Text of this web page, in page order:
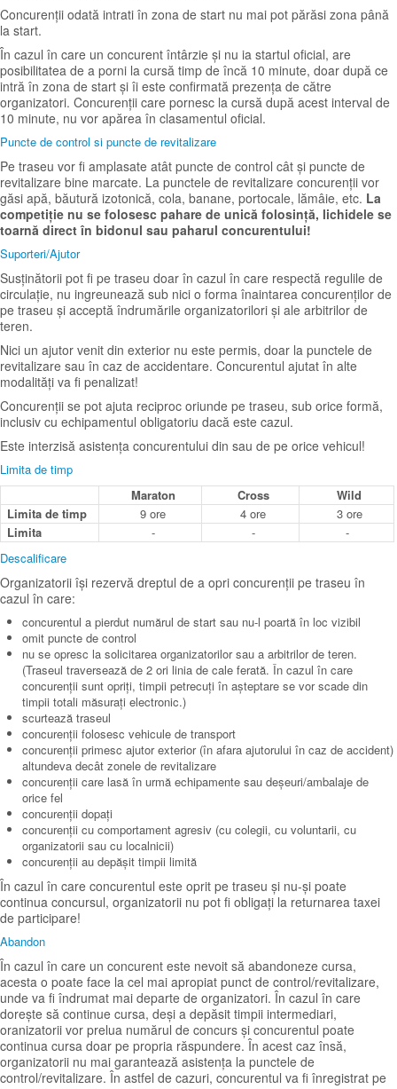
Concurenții odată intrati în zona de start nu mai pot părăsi zona până
la start.
În cazul în care un concurent întârzie și nu ia startul oficial, are
posibilitatea de a porni la cursă timp de încă 10 minute, doar după ce
intră în zona de start și îi este confirmată prezența de către
organizatori. Concurenții care pornesc la cursă după acest interval de
10 minute, nu vor apărea în clasamentul oficial.
Puncte de control si puncte de revitalizare
Pe traseu vor fi amplasate atât puncte de control cât și puncte de
revitalizare bine marcate. La punctele de revitalizare concurenții vor
găsi apă, băutură izotonică, cola, banane, portocale, lămâie, etc. La
competiție nu se folosesc pahare de unică folosință, lichidele se
toarnă direct în bidonul sau paharul concurentului!
Suporteri/Ajutor
Susținătorii pot fi pe traseu doar în cazul în care respectă regulile de
circulație, nu ingreunează sub nici o forma înaintarea concurenților de
pe traseu și acceptă îndrumările organizatorilori și ale arbitrilor de
teren.
Nici un ajutor venit din exterior nu este permis, doar la punctele de
revitalizare sau în caz de accidentare. Concurentul ajutat în alte
modalități va fi penalizat!
Concurenții se pot ajuta reciproc oriunde pe traseu, sub orice formă,
inclusiv cu echipamentul obligatoriu dacă este cazul.
Este interzisă asistența concurentului din sau de pe orice vehicul!
Limita de timp
Maraton
Cross
Wild
Limita de timp
9 ore 4 ore
3 ore
Limita
- -
-
Descalificare
Organizatorii își rezervă dreptul de a opri concurenții pe traseu în
cazul în care:
concurentul a pierdut numărul de start sau nu-l poartă în loc vizibil
omit puncte de control
nu se opresc la solicitarea organizatorilor sau a arbitrilor de teren.
(Traseul traversează de 2 ori linia de cale ferată. În cazul în care
concurenții sunt opriți, timpii petrecuți în așteptare se vor scade din
timpii totali măsurați electronic.)
scurtează traseul
concurenții folosesc vehicule de transport
concurenții primesc ajutor exterior (în afara ajutorului în caz de accident)
altundeva decât zonele de revitalizare
concurenții care lasă în urmă echipamente sau deșeuri/ambalaje de
orice fel
concurenții dopați
concurenții cu comportament agresiv (cu colegii, cu voluntarii, cu
organizatorii sau cu localnicii)
concurenții au depășit timpii limită
În cazul în care concurentul este oprit pe traseu și nu-și poate
continua concursul, organizatorii nu pot fi obligați la returnarea taxei
de participare!
Abandon
În cazul în care un concurent este nevoit să abandoneze cursa,
acesta o poate face la cel mai apropiat punct de control/revitalizare,
unde va fi îndrumat mai departe de organizatori. În cazul în care
dorește să continue cursa, deși a depăsit timpii intermediari,
oranizatorii vor prelua numărul de concurs și concurentul poate
continua cursa doar pe propria răspundere. În acest caz însă,
organizatorii nu mai garantează asistența la punctele de
control/revitalizare. În astfel de cazuri, concurentul va fi înregistrat pe